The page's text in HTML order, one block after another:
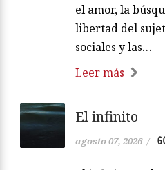
el amor, la
libertad del
sociales y las…
Leer más
El infinito
agosto 07, 2026 /